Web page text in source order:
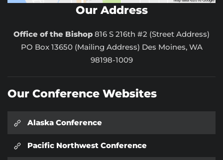
Our Address
Office of the Bishop 816 S 216th #2 (Street Address)
PO Box 13650 (Mailing Address) Des Moines, WA
98198-1009
Our Conference Websites
Alaska Conference
Pacific Northwest Conference